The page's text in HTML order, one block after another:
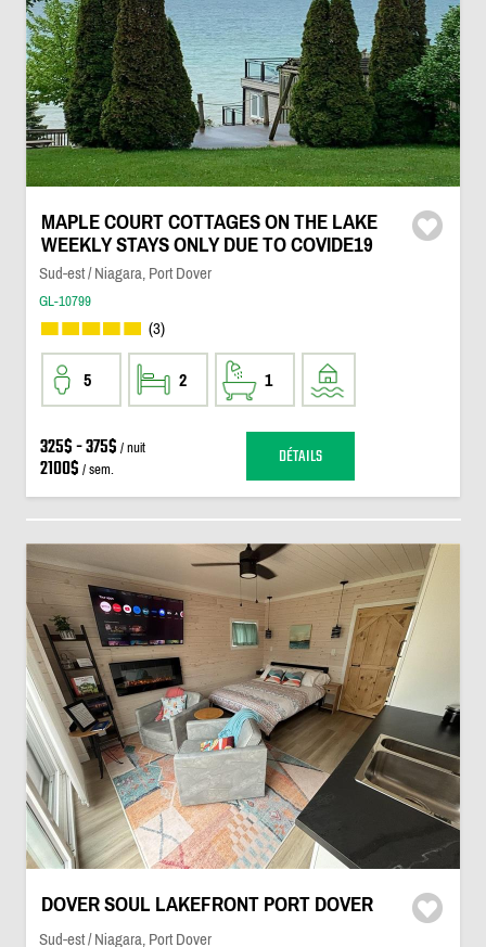
MAPLE COURT COTTAGES ON THE LAKE
WEEKLY STAYS ONLY DUE TO COVIDE19
Sud-est / Niagara, Port Dover
GL-10799
(3)
5 2 1
325$ - 375$ / nuit
2100$ / sem. DÉTAILS
DOVER SOUL LAKEFRONT PORT DOVER
Sud-est / Niagara, Port Dover